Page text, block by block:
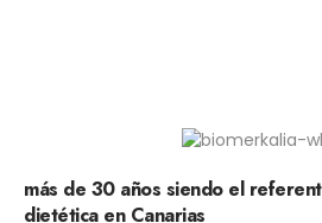
más de 30 años siendo el
dietética en Canarias